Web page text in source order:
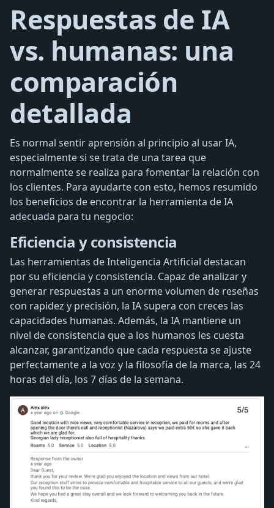
Respuestas de IA
vs. humanas: una
comparación
detallada
Es normal sentir aprensión al principio al usar IA,
especialmente si se trata de una tarea que
normalmente se realiza para fomentar la relación con
los clientes. Para ayudarte con esto, hemos resumido
los beneficios de encontrar la herramienta de IA
adecuada para tu negocio:
Eficiencia y consistencia
Las herramientas de Inteligencia Artificial destacan
por su eficiencia y consistencia. Capaz de analizar y
generar respuestas a un enorme volumen de reseñas
con rapidez y precisión, la IA supera con creces las
capacidades humanas. Además, la IA mantiene un
nivel de consistencia que a los humanos les cuesta
alcanzar, garantizando que cada respuesta se ajuste
perfectamente a la voz y la filosofía de la marca, las 24
horas del día, los 7 días de la semana.